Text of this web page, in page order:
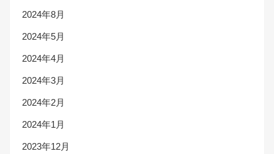
2024年8月
2024年5月
2024年4月
2024年3月
2024年2月
2024年1月
2023年12月